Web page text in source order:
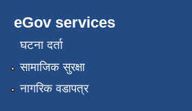
eGov services
घटना दर्ता
सामाजिक सुरक्षा
नागरिक वडापत्र